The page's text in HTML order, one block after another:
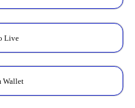
Live
Wallet